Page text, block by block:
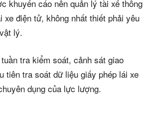
khuyến cáo nên quản lý tài xế thông
xe điện tử, không nhất thiết phải yêu
lý.
tra kiểm soát, cảnh sát giao
tiên tra soát dữ liệu giấy phép lái xe
dụng của lực lượng.